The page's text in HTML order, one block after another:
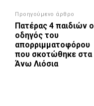
Προηγούμενο άρθρο
Πατέρας 4 παιδιών ο
οδηγός του
απορριμματοφόρου
που σκοτώθηκε στα
Άνω Λιόσια